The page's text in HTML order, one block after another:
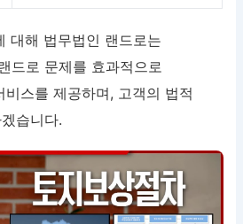
대해 법무법인 랜드로는
드로 문제를 효과적으로
스를 제공하며, 고객의 법적
습니다.